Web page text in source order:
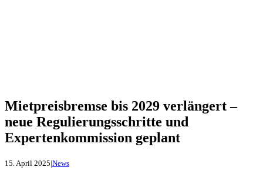
Mietpreisbremse bis 2029 verlängert –
neue Regulierungsschritte und
Expertenkommission geplant
15. April 2025|News